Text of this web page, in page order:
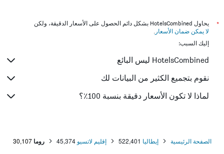
فنادق Pigna, روما
فنادق Portuense, روما
فنادق براتي, روما
فنادق Regola, روما
فنادق سان لورنزو, روما
فنادق San Saba, روما
*
يحاول HotelsCombined بشكل دائم الحصول على الأسعار الدقيقة، ولكن
لا يمكن ضمان الأسعار
إليك السبب:
HotelsCombined ليس البائع
نقوم بتجميع الكثير من البيانات لك
لماذا لا تكون الأسعار دقيقة بنسبة 100٪؟
الصفحة الرئيسية إيطاليا 522,401 إقليم لاتسيو 45,374 روما 30,107